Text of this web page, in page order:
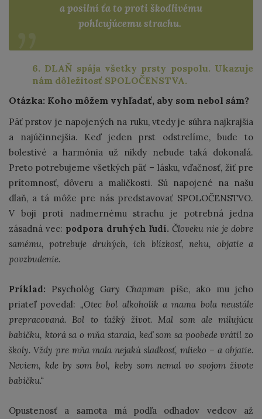
a posilní ťa to proti škodlivému
pohlcujúcemu strachu.
6. DLAŇ spája všetky prsty pospolu. Ukazuje
nám dôležitosť SPOLOČENSTVA.
Otázka: Koho môžem vyhľadať, aby som nebol sám?
Päť prstov je napojených na ruku, vtedy je súhra najkrajšia
a najúčinnejšia. Keď jeden prst odstrelíme, bude to
bolestivé a harmónia už nikdy nebude taká dokonalá.
Preto potrebujeme všetkých päť – lásku, vďačnosť, žiť pre
prítomnosť, dôveru a maličkosti. Sú napojené na našu
dlaň, a tá môže pre nás predstavovať SPOLOČENSTVO.
V boji proti nadmernému strachu je potrebná jedna
zásadná vec: podpora druhých ľudí. Človeku nie je dobre
samému, potrebuje druhých, ich blízkosť, nehu, objatie a
povzbudenie.
Príklad: Psychológ Gary Chapman píše, ako mu jeho
priateľ povedal: „Otec bol alkoholik a mama bola neustále
prepracovaná. Bol to ťažký život. Mal som ale milujúcu
babičku, ktorá sa o mňa starala, keď som sa poobede vrátil zo
školy. Vždy pre mňa mala nejakú sladkosť, mlieko – a objatie.
Neviem, kde by som bol, keby som nemal vo svojom živote
babičku.“
Opustenosť a samota má podľa odhadov vedcov až